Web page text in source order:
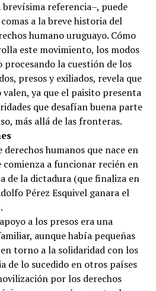
referencia–, puede
a la breve historia del
humano uruguayo. Cómo
este movimiento, los modos
procesando la cuestión de los
presos y exiliados, revela que
ya que el paisito presenta
que desafían buena parte
más allá de las fronteras.
humanos que nace en
comienza a funcionar recién en
de la dictadura (que finaliza en
Pérez Esquivel ganara el
a los presos era una
aunque había pequeñas
torno a la solidaridad con los
de lo sucedido en otros países
por los derechos